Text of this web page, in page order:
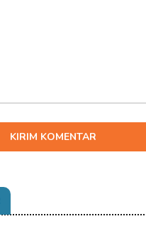
KIRIM KOMENTAR